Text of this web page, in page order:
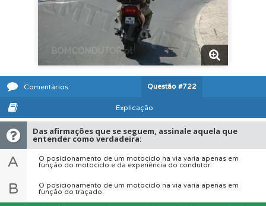
Comentários Questão #722
Explicação
Das afirmações que se seguem, assinale aquela que
entender como verdadeira:
A
O posicionamento de um motociclo na via varia apenas em
função do motociclo e da experiência do condutor.
B
O posicionamento de um motociclo na via varia apenas em
função do traçado.